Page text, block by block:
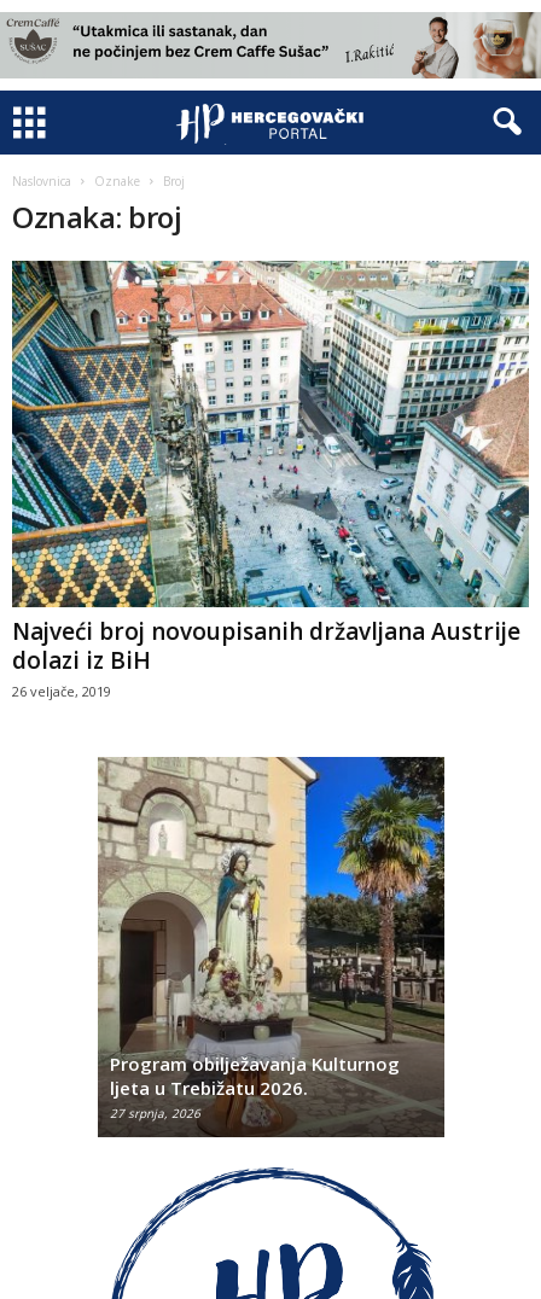
Naslovnica Oznake Broj
Oznaka: broj
Najveći broj novoupisanih državljana Austrije
dolazi iz BiH
26 veljače, 2019
Program obilježavanja Kulturnog
ljeta u Trebižatu 2026.
27 srpnja, 2026